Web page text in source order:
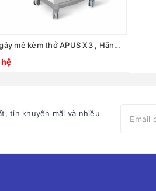
Máy gây mê kèm thở APUS X3 , Hãng: Axcent/ Đức
tin khuyến mãi và nhiều